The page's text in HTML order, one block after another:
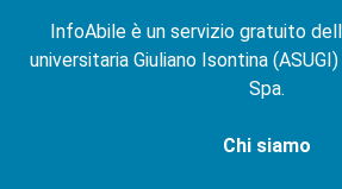
InfoAbile è un servizio gratuito
universitaria Giuliano Isontina
Spa.
Chi siamo